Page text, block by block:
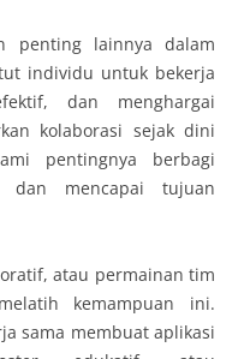
penting lainnya dalam
individu untuk bekerja
dan menghargai
kolaborasi sejak dini
pentingnya berbagi
dan mencapai tujuan
atau permainan tim
kemampuan ini.
sama membuat aplikasi